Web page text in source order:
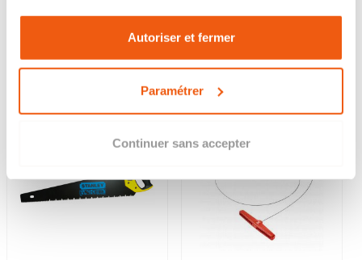
Autoriser et fermer
Paramétrer
Continuer sans accepter
14,99 € 26,04 €